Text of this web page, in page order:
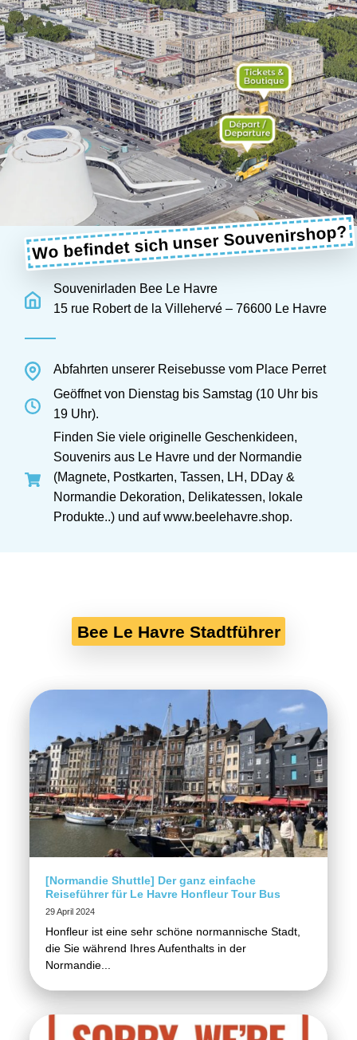
Wo befindet sich unser Souvenirshop?
Souvenirladen Bee Le Havre
15 rue Robert de la Villehervé – 76600 Le Havre
Abfahrten unserer Reisebusse vom Place Perret
Geöffnet von Dienstag bis Samstag (10 Uhr bis
19 Uhr).
Finden Sie viele originelle Geschenkideen,
Souvenirs aus Le Havre und der Normandie
(Magnete, Postkarten, Tassen, LH, DDay &
Normandie Dekoration, Delikatessen, lokale
Produkte..) und aufwww.beelehavre.shop.
Bee Le Havre Stadtführer
[Normandie Shuttle] Der ganz einfache
Reiseführer für Le Havre Honfleur Tour Bus
29 April 2024
Honfleur ist eine sehr schöne normannische Stadt,
die Sie während Ihres Aufenthalts in der
Normandie...